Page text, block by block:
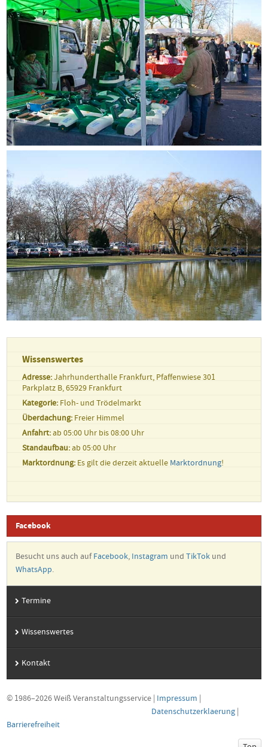
Wissenswertes
Adresse:Jahrhunderthalle Frankfurt, Pfaffenwiese 301
Parkplatz B, 65929 Frankfurt
Kategorie:Floh- und Trödelmarkt
Überdachung:Freier Himmel
Anfahrt:ab 05:00 Uhr bis 08:00 Uhr
Standaufbau:ab 05:00 Uhr
Marktordnung:Es gilt die derzeit aktuelleMarktordnung!
Facebook
Besucht uns auch aufFacebook,Instagram undTikTokund
WhatsApp.
Termine
Wissenswertes
Kontakt
© 1986–2026 Weiß Veranstaltungsservice| Impressum |
Datenschutzerklaerung|
Barrierefreiheit